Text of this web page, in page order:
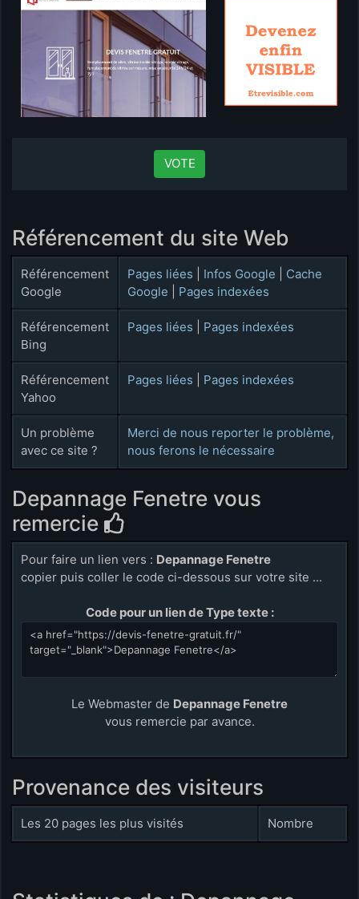
VOTE
Référencement du site Web
Référencement
Google
Pages liées Infos Google
Cache
Google
Pages indexées
Référencement
Bing
Pages liées Pages indexées
Référencement
Yahoo
Pages liées Pages indexées
Un problème
avec ce site ?
Merci de nous reporter le problème,
nous ferons le nécessaire
Depannage Fenetre vous
remercie
Pour faire un lien vers : Depannage Fenetre
copier puis coller le code ci-dessous sur votre site ...
Code pour un lien de Type texte :
Le Webmaster de Depannage Fenetre
vous remercie par avance.
Provenance des visiteurs
Les 20 pages les plus visités Nombre